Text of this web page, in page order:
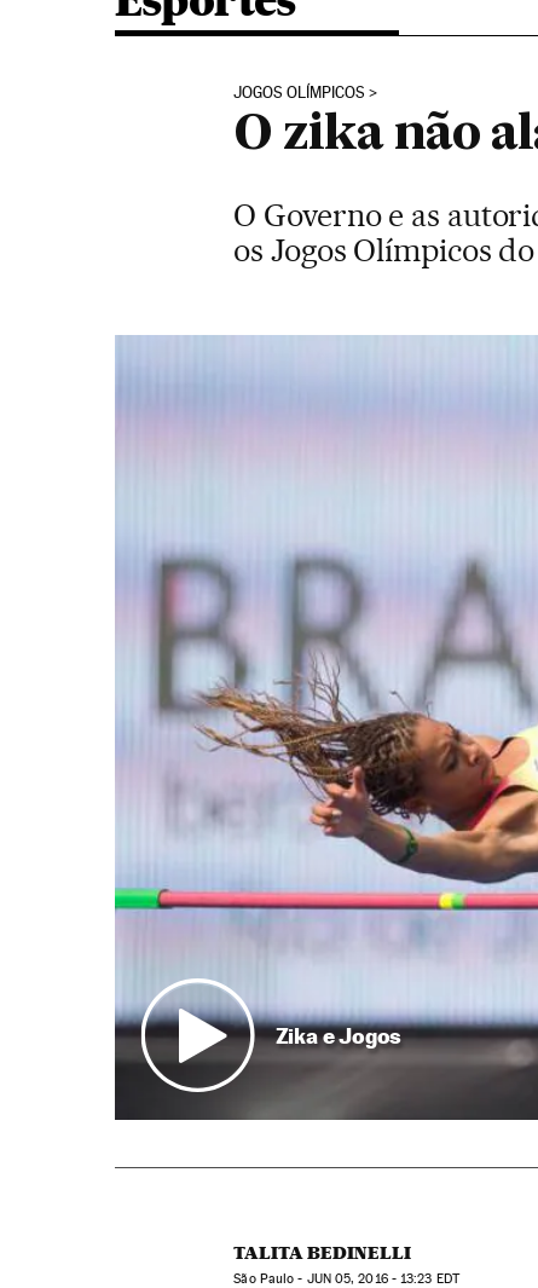
JOGOS OLÍMPICOS
O zika não
O Governo e as
os Jogos Olímpicos
Zika e Jogos
TALITA BEDINELLI
São Paulo - JUN05, 2016 - 13:23 EDT